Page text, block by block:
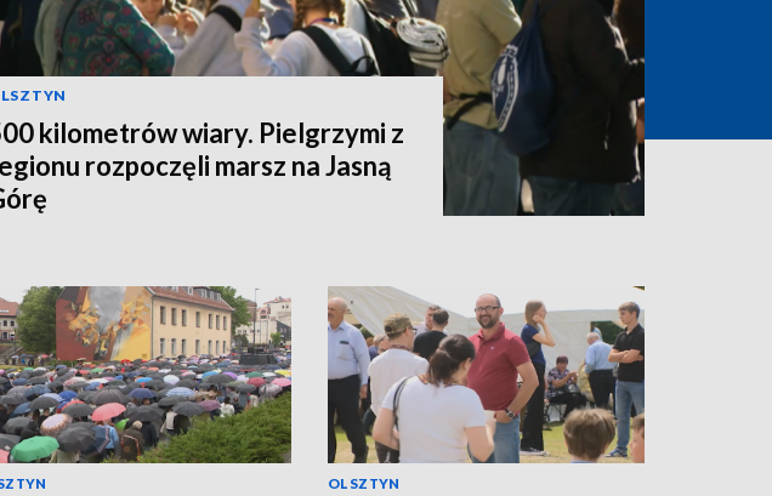
kilometrów wiary. Pielgrzymi z
rozpoczęli marsz na Jasną
OLSZTYN